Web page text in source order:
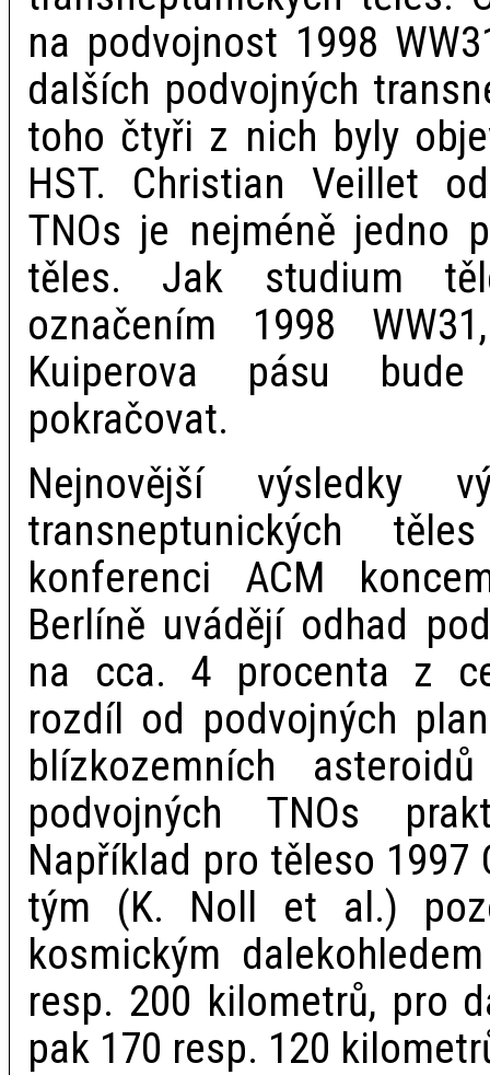
na podvojnost 1998
dalších podvojných
toho čtyři z nich byly
HST. Christian Veillet
TNOs je nejméně jedno
těles. Jak studium
označením 1998
Kuiperova pásu
pokračovat.
Nejnovější výsledky
transneptunických
konferenci ACM
Berlíně uvádějí odhad
na cca. 4 procenta z
rozdíl od podvojných
blízkozemních
podvojných TNOs
Například pro těleso 1997
tým (K. Noll et al.)
kosmickým
resp. 200 kilometrů, pro
pak 170 resp. 120